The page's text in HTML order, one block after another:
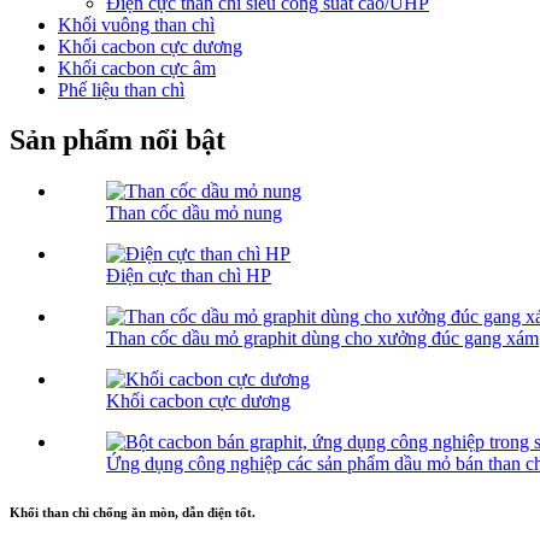
Khối vuông than chì
Khối cacbon cực dương
Khối cacbon cực âm
Phế liệu than chì
Sản phẩm nổi bật
Than cốc dầu mỏ nung
Điện cực than chì HP
Than cốc dầu mỏ graphit dùng cho xưởng đúc gang xám
Khối cacbon cực dương
Ứng dụng công nghiệp các sản phẩm dầu mỏ bán than
Khối than chì chống ăn mòn, dẫn điện tốt.